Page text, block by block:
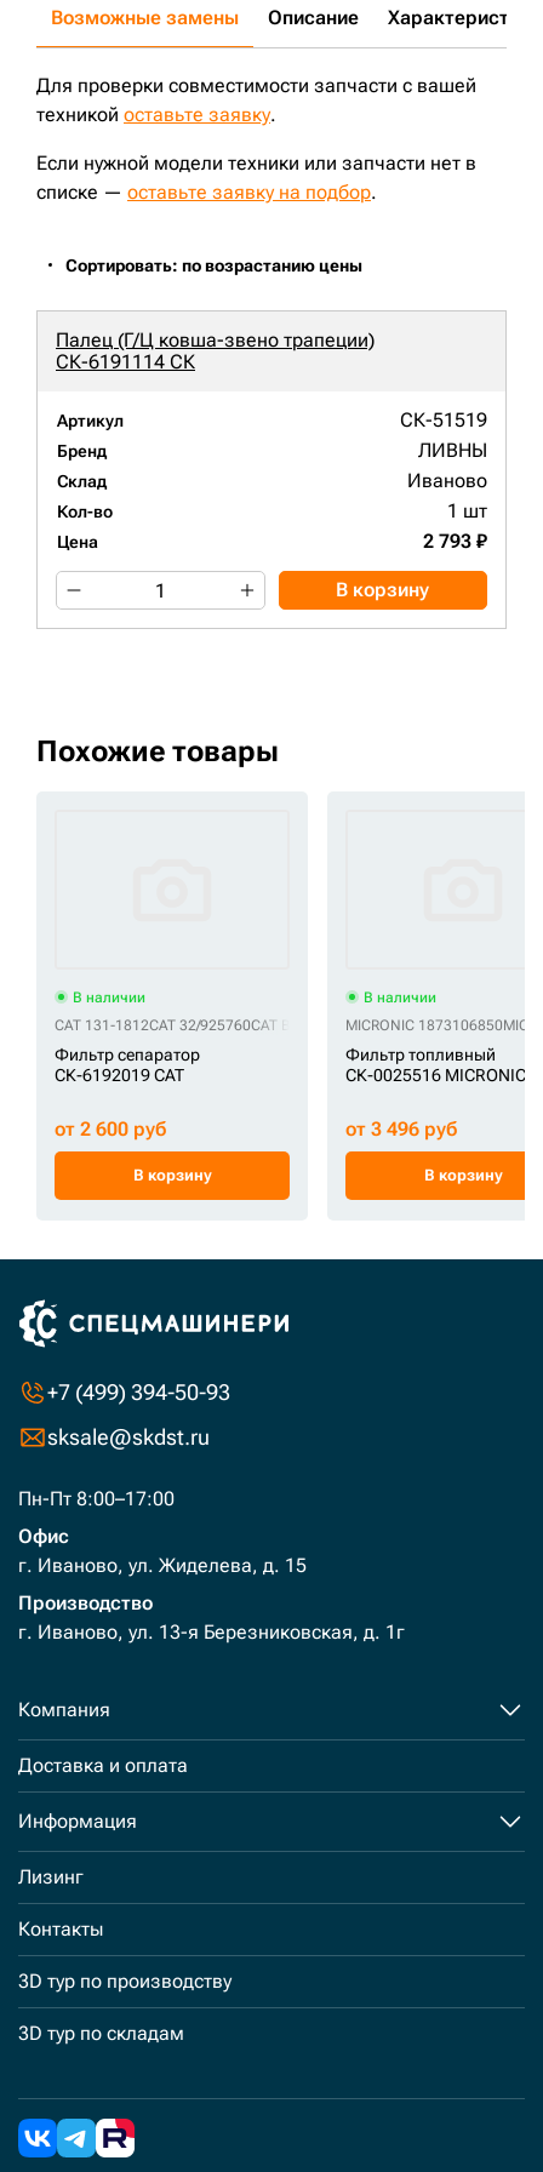
Возможные замены Описание Характеристики
Для проверки совместимости запчасти с вашей
техникой оставьте заявку.
Если нужной модели техники или запчасти нет в
списке — оставьте заявку на подбор.
Сортировать: по возрастанию цены
Палец (Г/Ц ковша-звено трапеции)
СК-6191114 СК
Артикул СК-51519
Бренд ЛИВНЫ
Склад Иваново
Кол-во 1 шт
Цена 2 793 ₽
В корзину
Похожие товары
В наличии
CAT 131-1812CAT 32/925760CAT BF7672-D CAT P550398CAT P551427
Фильтр сепаратор
СК-6192019 CAT
от 2 600 руб
В корзину
В наличии
MICRONIC 1873106850
Фильтр топливный
СК-0025516 MICRONIC
от 3 496 руб
В корзину
+7 (499) 394-50-93
sksale@skdst.ru
Пн-Пт 8:00–17:00
Офис
г. Иваново, ул. Жиделева, д. 15
Производство
г. Иваново, ул. 13-я Березниковская, д. 1г
Компания
Доставка и оплата
Информация
Лизинг
Контакты
3D тур по производству
3D тур по складам